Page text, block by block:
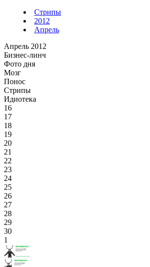
Стрипы
2012
Апрель
Апрель 2012
Бизнес-линч
Фото дня
Мозг
Понос
Стрипы
Идиотека
16
17
18
19
20
21
22
23
24
25
26
27
28
29
30
1